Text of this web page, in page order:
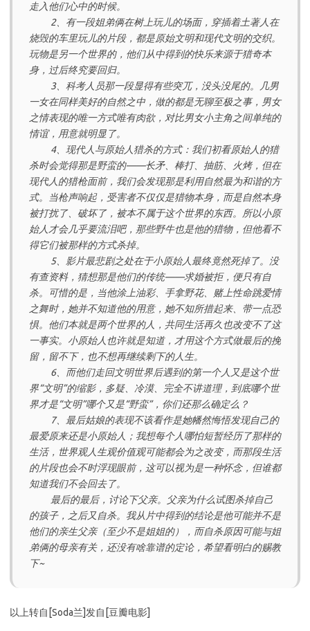
走入他们心中的时候。
2、有一段姐弟俩在树上玩儿的场面，穿插着土著人在
烧毁的车里玩儿的片段，都是原始文明和现代文明的交织。
玩物是另一个世界的，他们从中得到的快乐来源于猎奇本
身，过后终究要回归。
3、科考人员那一段显得有些突兀，没头没尾的。几男
一女在同样美好的自然之中，做的都是无聊至极之事，男女
之情表现的唯一方式唯有肉欲，对比男女小主角之间单纯的
情谊，用意就明显了。
4、现代人与原始人猎杀的方式：我们初看原始人的猎
杀时会觉得那是野蛮的——长矛、棒打、抽筋、火烤，但在
现代人的猎枪面前，我们会发现那是利用自然最为和谐的方
式。当枪声响起，受害者不仅仅是猎物本身，而是自然本身
被打扰了、破坏了，被本不属于这个世界的东西。所以小原
始人才会几乎要流泪吧，那些野牛也是他的猎物，但他看不
得它们被那样的方式杀掉。
5、影片最悲剧之处在于小原始人最终竟然死掉了。没
有查资料，猜想那是他们的传统——求婚被拒，便只有自
杀。可惜的是，当他涂上油彩、手拿野花、赌上性命跳爱情
之舞时，她并不知道他的用意，她不知所措起来、带一点恐
惧。他们本就是两个世界的人，共同生活再久也改变不了这
一事实。小原始人也许就是知道，才用这个方式做最后的挽
留，留不下，也不想再继续剩下的人生。
6、而他们走回文明世界后遇到的第一个人又是这个世
界“文明”的缩影，多疑、冷漠、完全不讲道理，到底哪个世
界才是“文明”哪个又是“野蛮”，你们还那么确定么？
7、最后姑娘的表现不该看作是她幡然悔悟发现自己的
最爱原来还是小原始人；我想每个人哪怕短暂经历了那样的
生活，世界观人生观价值观可能都会为之改变，而那段生活
的片段也会不时浮现眼前，这可以视为是一种怀念，但谁都
知道我们不会回去了。
最后的最后，讨论下父亲。父亲为什么试图杀掉自己
的孩子，之后又自杀。我从片中得到的结论是他可能并不是
他们的亲生父亲（至少不是姐姐的），而自杀原因可能与姐
弟俩的母亲有关，还没有啥靠谱的定论，希望看明白的赐教
下~
以上转自[Soda兰]发自[豆瓣电影]